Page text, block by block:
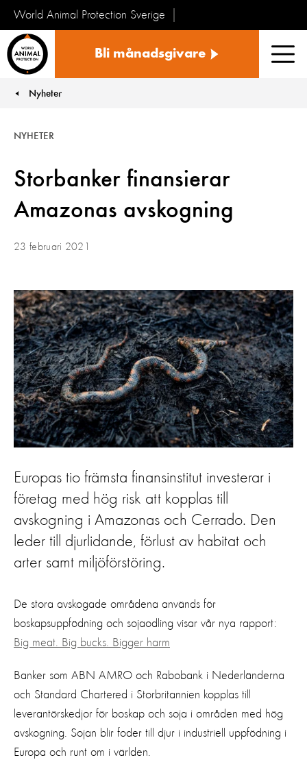
World Animal Protection Sverige
Bli månadsgivare
You are here:
Nyheter
Storbanker finansierar
Amazonas avskogning
NYHETER
23 februari 2021
Europas tio främsta finansinstitut investerar i
företag med hög risk att kopplas till
avskogning i Amazonas och Cerrado. Den
leder till djurlidande, förlust av habitat och
arter samt miljöförstöring.
De stora avskogade områdena används för
boskapsuppfödning och sojaodling visar vår nya rapport:
Big meat. Big bucks. Bigger harm
Banker som ABN AMRO och Rabobank i Nederländerna
och Standard Chartered i Storbritannien kopplas till
leverantörskedjor för boskap och soja i områden med hög
avskogning. Sojan blir foder till djur i industriell uppfödning i
Europa och runt om i världen.